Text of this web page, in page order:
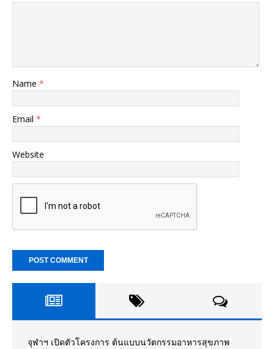
Name *
Email *
Website
จุฬาฯ เปิดตัวโครงการ ต้นแบบนวัตกรรมอาหารสุขภาพ